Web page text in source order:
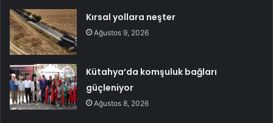
Kırsal yollara neşter
Ağustos 9, 2026
Kütahya’da komşuluk bağları
güçleniyor
Ağustos 8, 2026